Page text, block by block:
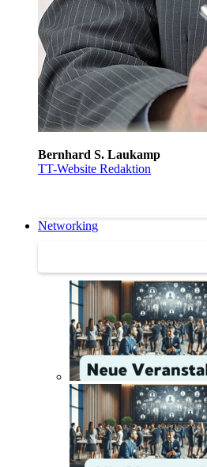
Bernhard S. Laukamp
TT-Website Redaktion
Networking